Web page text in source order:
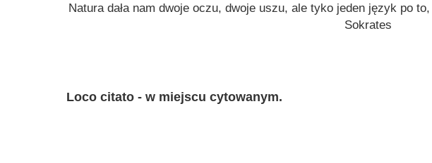
Natura dała nam dwoje oczu, dwoje uszu, ale tyko jeden język po
Sokrates
Loco citato - w miejscu cytowanym.